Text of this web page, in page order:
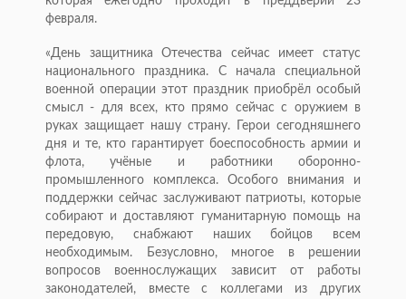
февраля.
«День защитника Отечества сейчас имеет статус
национального праздника. С начала специальной
военной операции этот праздник приобрёл особый
смысл - для всех, кто прямо сейчас с оружием в
руках защищает нашу страну. Герои сегодняшнего
дня и те, кто гарантирует боеспособность армии и
флота, учёные и работники оборонно-
промышленного комплекса. Особого внимания и
поддержки сейчас заслуживают патриоты, которые
собирают и доставляют гуманитарную помощь на
передовую, снабжают наших бойцов всем
необходимым. Безусловно, многое в решении
вопросов военнослужащих зависит от работы
законодателей, вместе с коллегами из других